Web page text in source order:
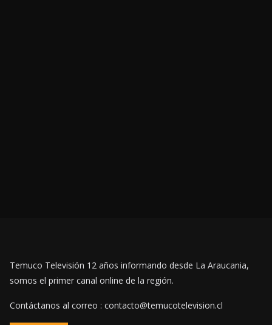
Temuco Televisión 12 años informando desde La Araucania,
somos el primer canal online de la región.
Contáctanos al correo : contacto@temucotelevision.cl